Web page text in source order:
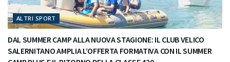
ALTRI SPORT
DAL SUMMER CAMP ALLA NUOVA STAGIONE: IL CLUB VELICO
SALERNITANO AMPLIA L’OFFERTA FORMATIVA CON IL SUMMER